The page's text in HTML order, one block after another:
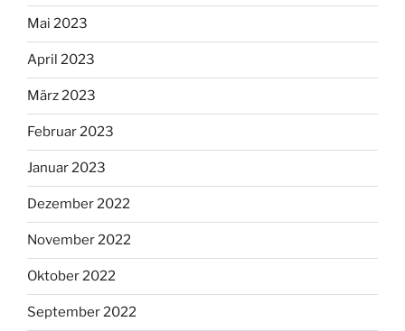
Mai 2023
April 2023
März 2023
Februar 2023
Januar 2023
Dezember 2022
November 2022
Oktober 2022
September 2022